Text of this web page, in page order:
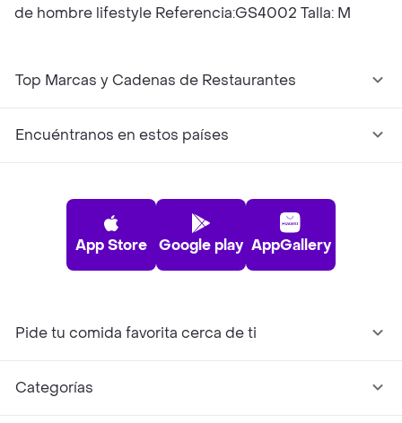
de hombre lifestyle Referencia:GS4002 Talla: M
Top Marcas y Cadenas de Restaurantes
Encuéntranos en estos países
App Store Google play AppGallery
Pide tu comida favorita cerca de ti
Categorías